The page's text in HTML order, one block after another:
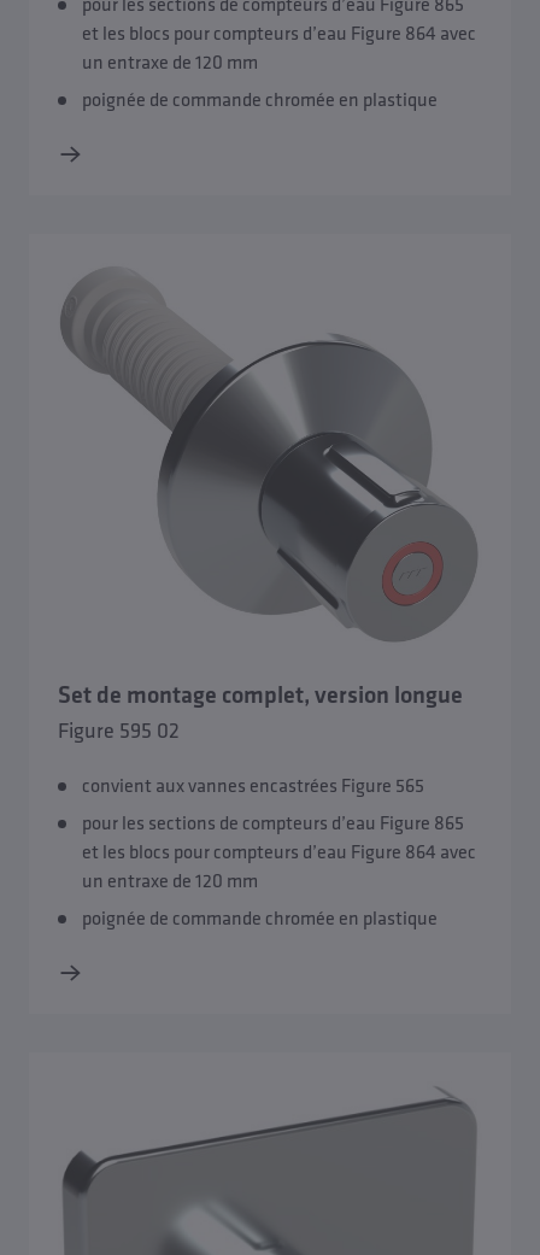
Aperçu Accessoires
Brides de raccordement
Raccords à vis de raccordement
Soupapes de vidange
Accessoires pour les robinets de sûreté
Accessoires pour les réducteurs de pression et les filtres
dispositifs de mesure
Accessoires pour les robinets d’arrêt-compteurs d’eau et
de produits encastrés
Accessoires pour les robinets extérieurs résistant au gel
et les blocs pour compteurs d’eau Figure 864 avec
un entraxe de 120 mm
poignée de commande chromée en plastique
Set de montage complet, version longue
Figure 595 02
convient aux vannes encastrées Figure 565
pour les sections de compteurs d’eau Figure 865
et les blocs pour compteurs d’eau Figure 864 avec
un entraxe de 120 mm
poignée de commande chromée en plastique